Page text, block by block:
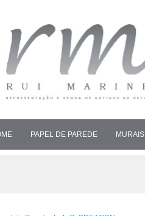
PAPEL DE PAREDE MURAIS